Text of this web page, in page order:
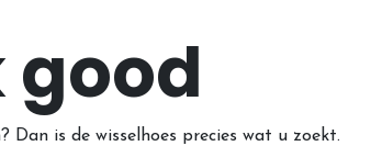
good
Dan is de wisselhoes precies wat u zoekt.